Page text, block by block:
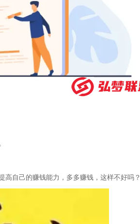
自己的赚钱能力，多多赚钱，这样不好吗？